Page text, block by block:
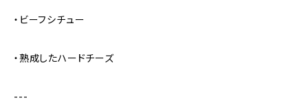
・ビーフシチュー
・熟成したハードチーズ
---